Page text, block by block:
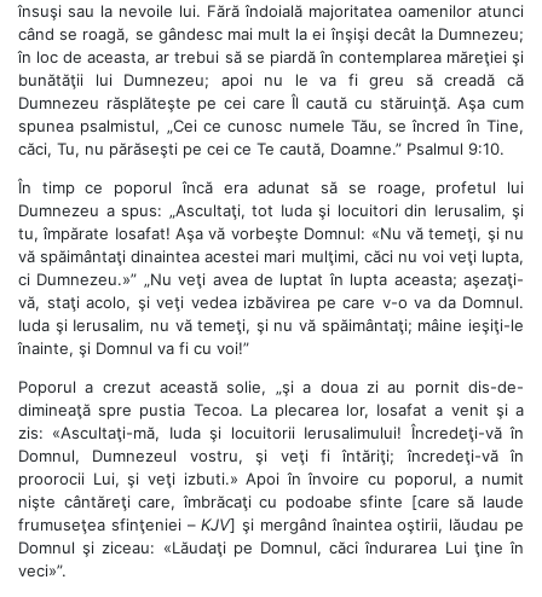
însuşi sau la nevoile lui. Fără îndoială majoritatea oamenilor atunci
când se roagă, se gândesc mai mult la ei înşişi decât la Dumnezeu;
în loc de aceasta, ar trebui să se piardă în contemplarea măreţiei şi
bunătăţii lui Dumnezeu; apoi nu le va fi greu să creadă că
Dumnezeu răsplăteşte pe cei care Îl caută cu stăruinţă. Aşa cum
spunea psalmistul, „Cei ce cunosc numele Tău, se încred în Tine,
căci, Tu, nu părăseşti pe cei ce Te caută, Doamne.” Psalmul 9:10.
În timp ce poporul încă era adunat să se roage, profetul lui
Dumnezeu a spus: „Ascultaţi, tot Iuda şi locuitori din Ierusalim, şi
tu, împărate Iosafat! Aşa vă vorbeşte Domnul: «Nu vă temeţi, şi nu
vă spăimântaţi dinaintea acestei mari mulţimi, căci nu voi veţi lupta,
ci Dumnezeu.»” „Nu veţi avea de luptat în lupta aceasta; aşezaţi-
vă, staţi acolo, şi veţi vedea izbăvirea pe care v-o va da Domnul.
Iuda şi Ierusalim, nu vă temeţi, şi nu vă spăimântaţi; mâine ieşiţi-le
înainte, şi Domnul va fi cu voi!”
Poporul a crezut această solie, „şi a doua zi au pornit dis-de-
dimineaţă spre pustia Tecoa. La plecarea lor, Iosafat a venit şi a
zis: «Ascultaţi-mă, Iuda şi locuitorii Ierusalimului! Încredeţi-vă în
Domnul, Dumnezeul vostru, şi veţi fi întăriţi; încredeţi-vă în
proorocii Lui, şi veţi izbuti.» Apoi în învoire cu poporul, a numit
nişte cântăreţi care, îmbrăcaţi cu podoabe sfinte [care să laude
frumuseţea sfinţeniei –KJV] şi mergând înaintea oştirii, lăudau pe
Domnul şi ziceau: «Lăudaţi pe Domnul, căci îndurarea Lui ţine în
veci»”.